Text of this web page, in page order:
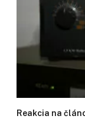
Reakcia na